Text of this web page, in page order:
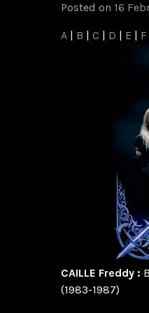
Posted on 16
A | B | C | D | E | F
CAILLE Freddy :
(1983-1987)